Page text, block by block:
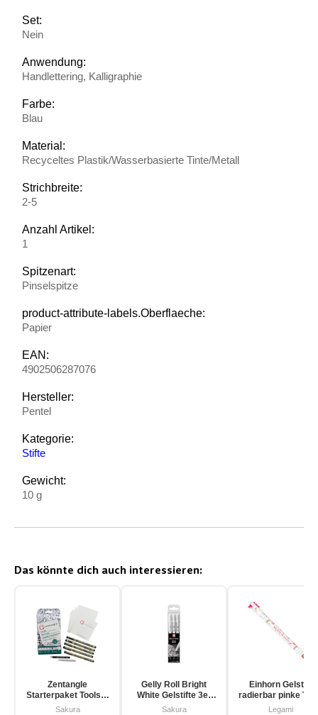
Set:
Nein
Anwendung:
Handlettering, Kalligraphie
Farbe:
Blau
Material:
Recyceltes Plastik/Wasserbasierte Tinte/Metall
Strichbreite:
2-5
Anzahl Artikel:
1
Spitzenart:
Pinselspitze
product-attribute-labels.Oberflaeche:
Papier
EAN:
4902506287076
Hersteller:
Pentel
Kategorie:
Stifte
Gewicht:
10 g
Das könnte dich auch interessieren:
Zentangle
Starterpaket Toolset
für Einsteiger 12-
Sakura
Gelly Roll Bright
White Gelstifte 3er
Pack
Sakura
Einhorn Gelstift
radierbar pinke
Legami